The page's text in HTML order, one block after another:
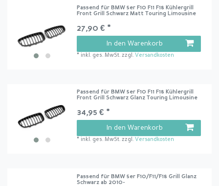
Passend für BMW 5er F10 F11 F18 Kühlergrill
Front Grill Schwarz Matt Touring Limousine
27,90 € *
In den Warenkorb
* inkl. ges. MwSt. zzgl. Versandkosten
Passend für BMW 5er F10 F11 F18 Kühlergrill
Front Grill Schwarz Glanz Touring Limousine
34,95 € *
In den Warenkorb
* inkl. ges. MwSt. zzgl. Versandkosten
Passend für BMW 5er F10/F11/F18 Grill Glanz
Schwarz ab 2010-